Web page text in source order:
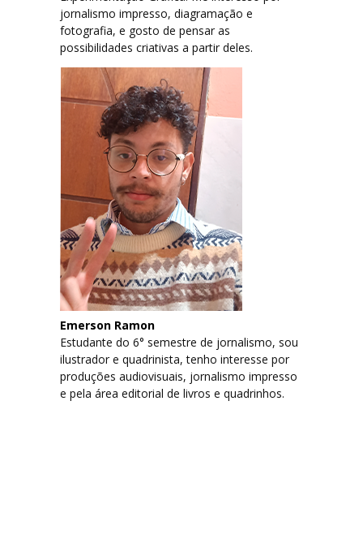
jornalismo impresso, diagramação e
fotografia, e gosto de pensar as
possibilidades criativas a partir deles.
Emerson Ramon
Estudante do 6° semestre de jornalismo, sou
ilustrador e quadrinista, tenho interesse por
produções audiovisuais, jornalismo impresso
e pela área editorial de livros e quadrinhos.